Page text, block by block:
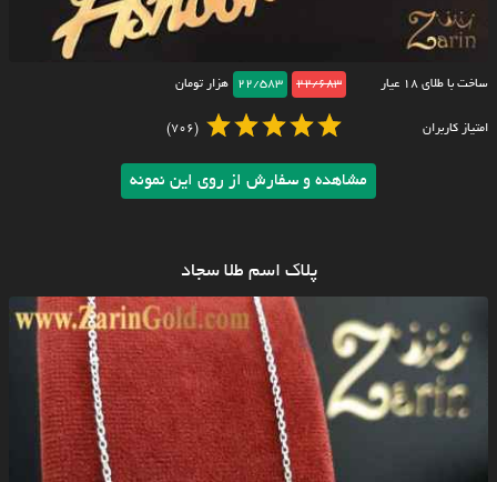
ساخت با طلای ۱۸ عیار 22/683
22/583 هزار تومان
امتیاز کاربران (706)
مشاهده و سفارش از روی این نمونه
پلاک اسم طلا سجاد